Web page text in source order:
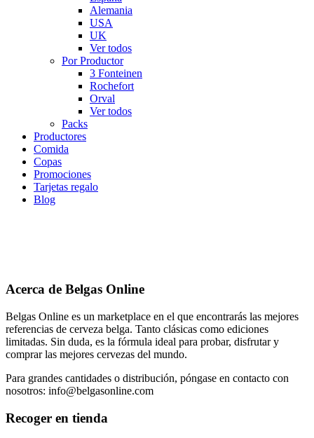
Alemania
USA
UK
Ver todos
Por Productor
3 Fonteinen
Rochefort
Orval
Ver todos
Packs
Productores
Comida
Copas
Promociones
Tarjetas regalo
Blog
Acerca de Belgas Online
Belgas Online es un marketplace en el que encontrarás las mejores
referencias de cerveza belga. Tanto clásicas como ediciones
limitadas. Sin duda, es la fórmula ideal para probar, disfrutar y
comprar las mejores cervezas del mundo.
Para grandes cantidades o distribución, póngase en contacto con
nosotros: info@belgasonline.com
Recoger en tienda